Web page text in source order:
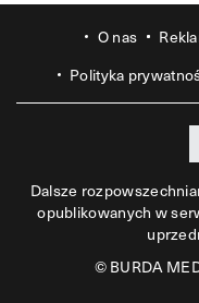
O nas
Polityka
Dalsze
opublikowanych w
©BURDA